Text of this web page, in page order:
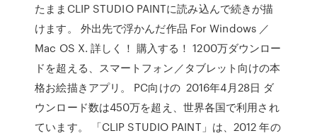
たままCLIP STUDIO PAINTに読み込んで続きが描
けます。 外出先で浮かんだ作品 For Windows ／
Mac OS X. 詳しく！ 購入する！ 1200万ダウンロー
ドを超える、スマートフォン／タブレット向けの本
格お絵描きアプリ。 PC向けの 2016年4月28日 ダ
ウンロード数は450万を超え、世界各国で利用され
ています。 「CLIP STUDIO PAINT」は、2012 年の